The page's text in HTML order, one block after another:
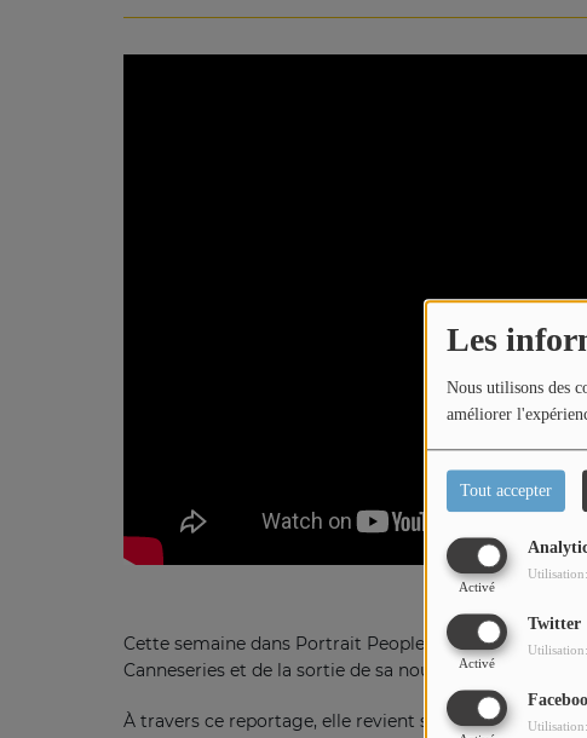
Les
Nous utilisons des
améliorer
Tout accepter
Activé
Twitter
Activé
Contactez-nous
Cette semaine dans Portrait People, Loric part à la
Canneseries et de la sortie de sa nouvelle série
À travers ce reportage, elle revient sur son parcours,